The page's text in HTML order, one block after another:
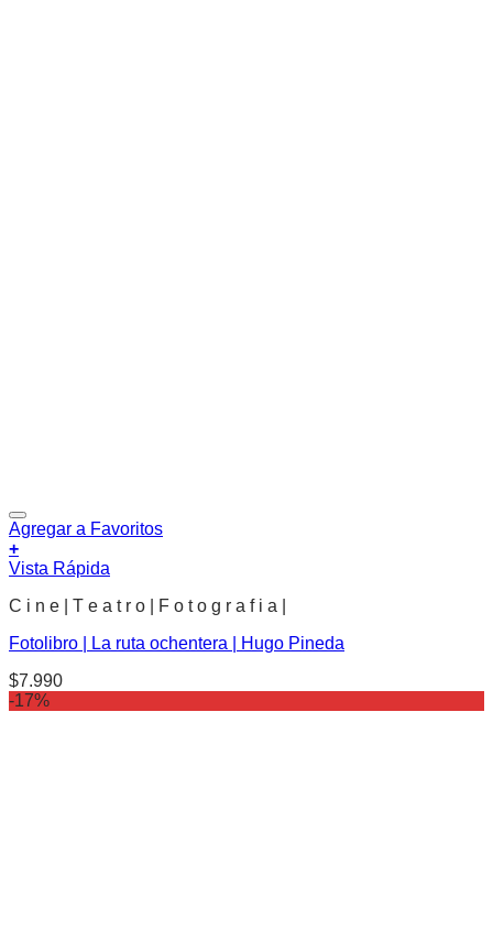
Agregar a Favoritos
+
Vista Rápida
C i n e | T e a t r o | F o t o g r a f i a |
Fotolibro | La ruta ochentera | Hugo Pineda
$7.990
-17%